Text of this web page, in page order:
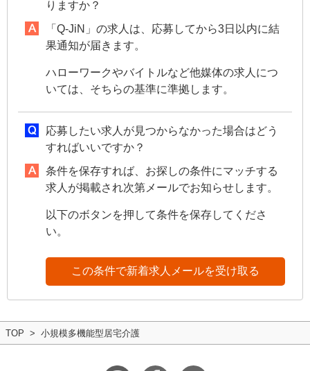
りますか？
「Q-JiN」の求人は、応募してから3日以内に結
果通知が届きます。
ハローワークやバイトルなど他媒体の求人につ
いては、そちらの基準に準拠します。
応募したい求人が見つからなかった場合はどう
すればいいですか？
条件を保存すれば、お探しの条件にマッチする
求人が掲載され次第メールでお知らせします。
以下のボタンを押して条件を保存してくださ
い。
この条件で新着求人メールを受け取る
TOP 小規模多機能型居宅介護